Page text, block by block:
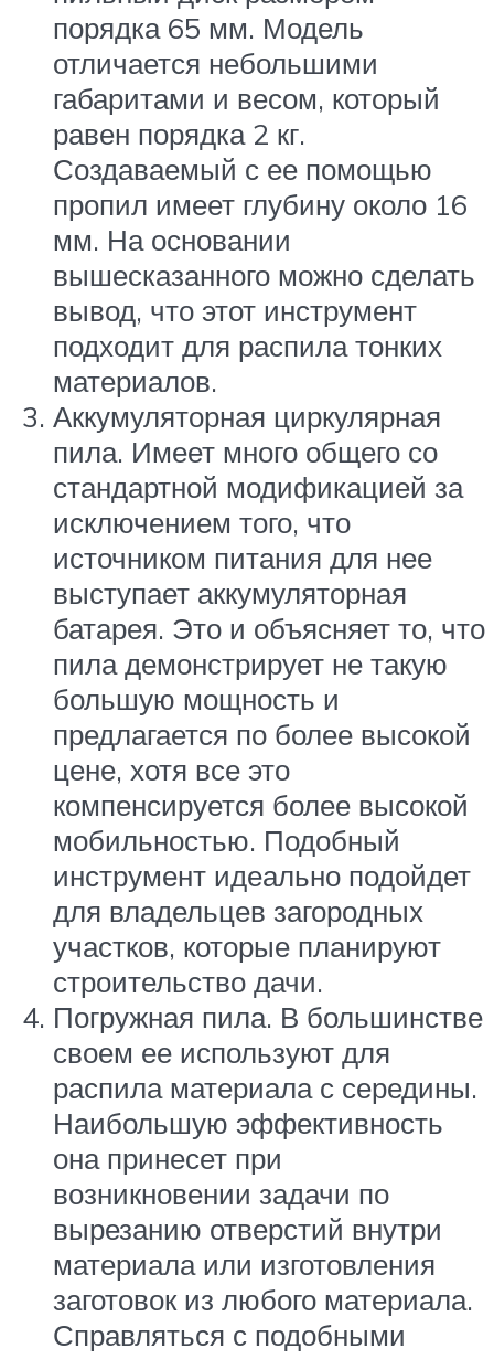
порядка 65 мм. Модель
отличается небольшими
габаритами и весом, который
равен порядка 2 кг.
Создаваемый с ее помощью
пропил имеет глубину около 16
мм. На основании
вышесказанного можно сделать
вывод, что этот инструмент
подходит для распила тонких
материалов.
Аккумуляторная циркулярная
пила. Имеет много общего со
стандартной модификацией за
исключением того, что
источником питания для нее
выступает аккумуляторная
батарея. Это и объясняет то, что
пила демонстрирует не такую
большую мощность и
предлагается по более высокой
цене, хотя все это
компенсируется более высокой
мобильностью. Подобный
инструмент идеально подойдет
для владельцев загородных
участков, которые планируют
строительство дачи.
Погружная пила. В большинстве
своем ее используют для
распила материала с середины.
Наибольшую эффективность
она принесет при
возникновении задачи по
вырезанию отверстий внутри
материала или изготовления
заготовок из любого материала.
Справляться с подобными